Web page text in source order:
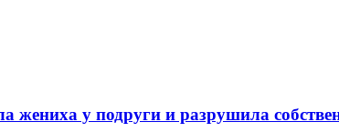
жениха у подруги и разрушила